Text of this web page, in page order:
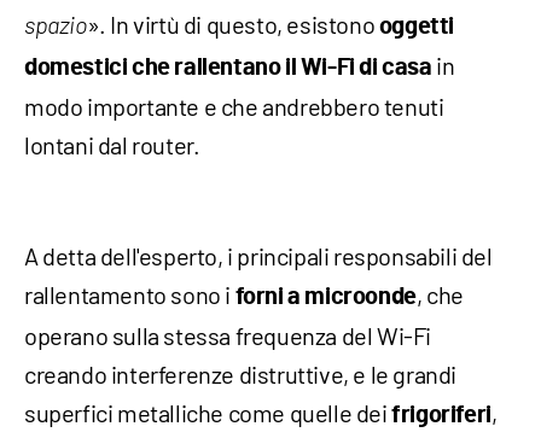
spazio». In virtù di questo, esistono oggetti
domestici che rallentano il Wi-Fi di casa in
modo importante e che andrebbero tenuti
lontani dal router.
A detta dell'esperto, i principali responsabili del
rallentamento sono i forni a microonde, che
operano sulla stessa frequenza del Wi-Fi
creando interferenze distruttive, e le grandi
superfici metalliche come quelle deifrigoriferi,